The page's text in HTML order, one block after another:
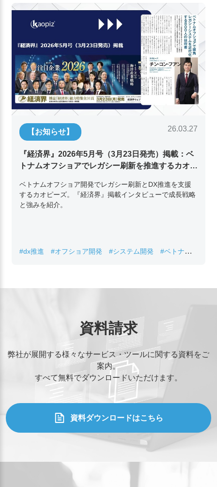
【お知らせ】 26.03.27
『経済界』2026年5月号（3月23日発売）掲載：ベ
トナムオフショアでレガシー刷新を推進するカオピ
ベトナムオフショア開発でレガシー刷新とDX推進を支援
するカオピーズ。『経済界』掲載インタビューで成長戦略
と強みを紹介。
#dx推進 #オフショア開発 #システム開発
#ベトナムIT
資料請求
弊社が展開する様々なサービス・ツールに関する資料をご
案内。
すべて無料でダウンロードいただけます。
資料ダウンロードはこちら